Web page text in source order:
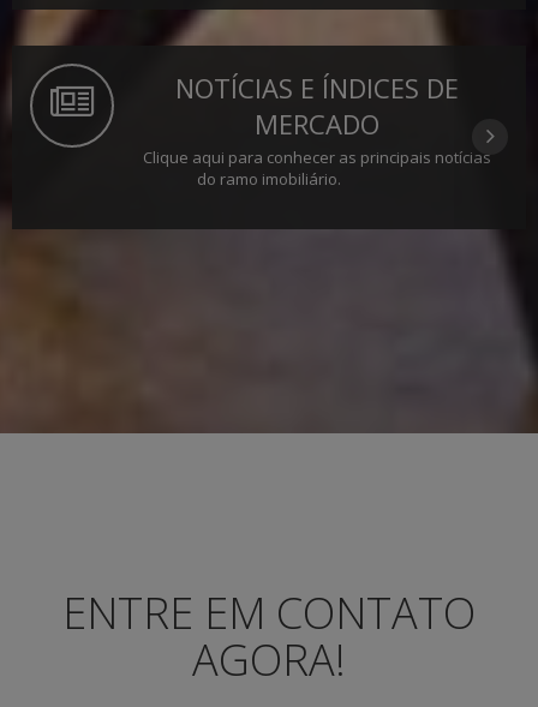
NOTÍCIAS E ÍNDICES DE
MERCADO
Clique aqui para conhecer as principais notícias
do ramo imobiliário.
ENTRE EM CONTATO
AGORA!